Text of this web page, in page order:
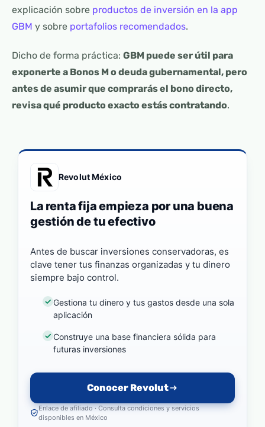
explicación sobre productos de inversión en la app
GBM y sobre portafolios recomendados.
Dicho de forma práctica: GBM puede ser útil para
exponerte a Bonos M o deuda gubernamental, pero
antes de asumir que comprarás el bono directo,
revisa qué producto exacto estás contratando.
Revolut México
La renta fija empieza por una buena
gestión de tu efectivo
Antes de buscar inversiones conservadoras, es
clave tener tus finanzas organizadas y tu dinero
siempre bajo control.
Gestiona tu dinero y tus gastos desde una sola
aplicación
Construye una base financiera sólida para
futuras inversiones
Conocer Revolut
Enlace de afiliado · Consulta condiciones y servicios
disponibles en México